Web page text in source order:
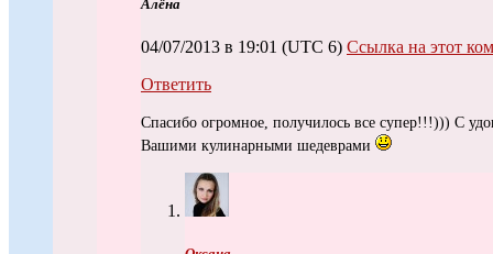
Алёна
04/07/2013 в 19:01 (UTC 6) Ссылка на этот
Ответить
Спасибо огромное, получилось все супер!!!))) С
Вашими кулинарными шедеврами